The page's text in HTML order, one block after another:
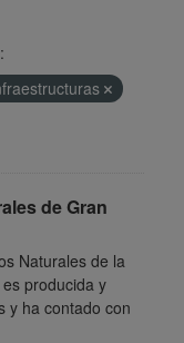
de Gran
Naturales de la
producida y
y ha contado con